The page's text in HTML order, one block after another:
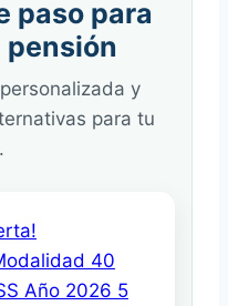
paso para
y
para tu